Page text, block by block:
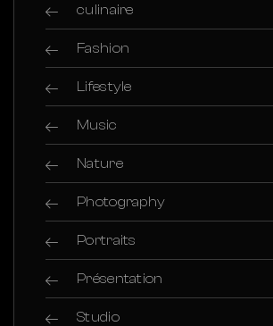
culinaire
Fashion
Lifestyle
Music
Nature
Photography
Portraits
Présentation
Studio